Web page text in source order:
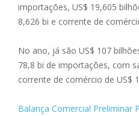
importações, US$ 19,605
8,626 bi e corrente de
No ano, já são US$ 107
78,8 bi de importações, com
corrente de comércio de US$
Balança Comercial Preliminar